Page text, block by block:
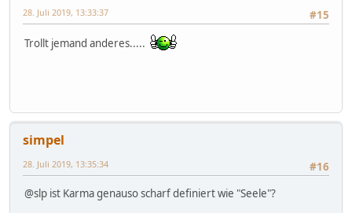
#15
28. Juli 2019, 13:33:37
Trollt jemand anderes.....
simpel
#16
28. Juli 2019, 13:35:34
@slp ist Karma genauso scharf definiert wie "Seele"?